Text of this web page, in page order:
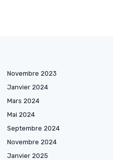
Novembre 2023
Janvier 2024
Mars 2024
Mai 2024
Septembre 2024
Novembre 2024
Janvier 2025